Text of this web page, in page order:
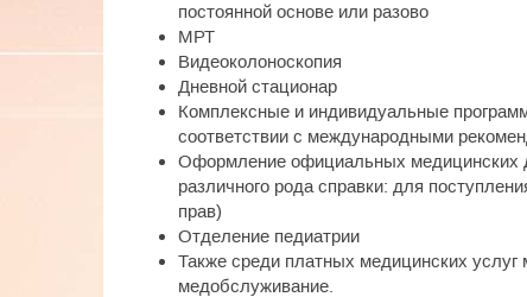
постоянной основе или разово
МРТ
Видеоколоноскопия
Дневной стационар
Комплексные и индивидуальные
соответствии с международными
Оформление официальных медицинских
различного рода справки: для
прав)
Отделение педиатрии
Также среди платных медицинских
медобслуживание.